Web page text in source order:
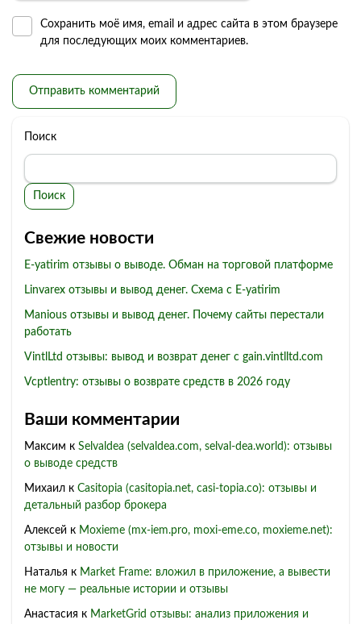
Сохранить моё имя, email и адрес сайта в этом браузере
для последующих моих комментариев.
Поиск
Поиск
Свежие новости
E-yatirim отзывы о выводе. Обман на торговой платформе
Linvarex отзывы и вывод денег. Схема с E-yatirim
Manious отзывы и вывод денег. Почему сайты перестали
работать
VintlLtd отзывы: вывод и возврат денег с gain.vintlltd.com
Vcptlentry: отзывы о возврате средств в 2026 году
Ваши комментарии
Максим к Selvaldea (selvaldea.com, selval-dea.world): отзывы
о выводе средств
Михаил к Casitopia (casitopia.net, casi-topia.co): отзывы и
детальный разбор брокера
Алексей к Moxieme (mx-iem.pro, moxi-eme.co, moxieme.net):
отзывы и новости
Наталья к Market Frame: вложил в приложение, а вывести
не могу — реальные истории и отзывы
Анастасия к MarketGrid отзывы: анализ приложения и